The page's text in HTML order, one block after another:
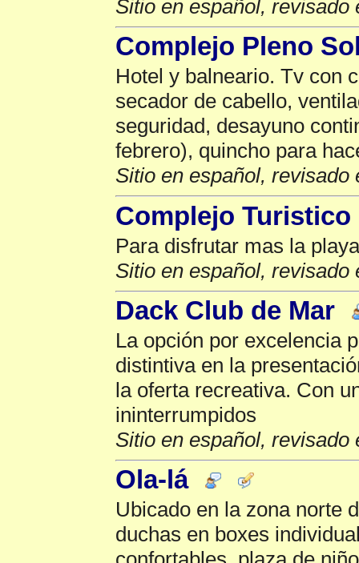
Sitio en español, revisado
Complejo Pleno
Hotel y balneario. Tv con
secador de cabello,
seguridad, desayuno
febrero), quincho para
Sitio en español, revisado
Complejo
Para disfrutar mas la
Sitio en español, revisado
Dack Club de Mar
La opción por excelencia
distintiva en la
la oferta recreativa. Con
ininterrumpidos
Sitio en español, revisado
Ola-lá
Ubicado en la zona norte
duchas en boxes